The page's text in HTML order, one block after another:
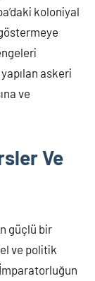
koloniyal
askeri
ve
Ve
güçlü bir
ve politik